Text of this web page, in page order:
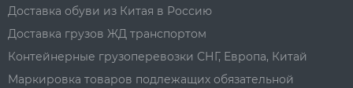
Доставка обуви из Китая в Россию
Доставка грузов ЖД транспортом
Контейнерные грузоперевозки СНГ, Европа, Китай
Маркировка товаров подлежащих обязательной